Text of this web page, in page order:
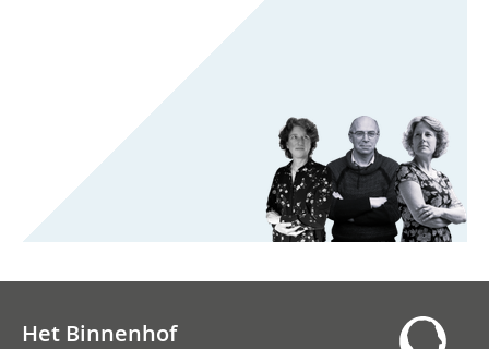
Het Binnenhof